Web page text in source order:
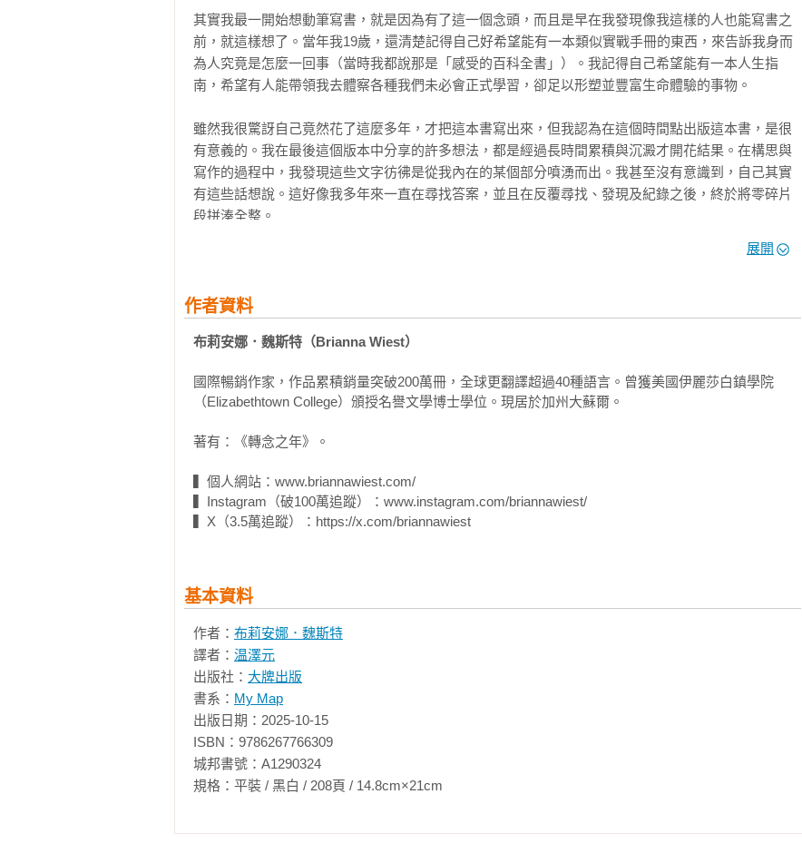
──好日曆，作家／創作者
其實我最一開始想動筆寫書，就是因為有了這一個念頭，而且是早在我發現像我這樣的人也能寫書之
前，就這樣想了。當年我19歲，還清楚記得自己好希望能有一本類似實戰手冊的東西，來告訴我身而
為人究竟是怎麼一回事（當時我都說那是「感受的百科全書」）。我記得自己希望能有一本人生指
南，希望有人能帶領我去體察各種我們未必會正式學習，卻足以形塑並豐富生命體驗的事物。
雖然我很驚訝自己竟然花了這麼多年，才把這本書寫出來，但我認為在這個時間點出版這本書，是很
有意義的。我在最後這個版本中分享的許多想法，都是經過長時間累積與沉澱才開花結果。在構思與
寫作的過程中，我發現這些文字彷彿是從我內在的某個部分噴湧而出。我甚至沒有意識到，自己其實
有這些話想說。這好像我多年來一直在尋找答案，並且在反覆尋找、發現及紀錄之後，終於將零碎片
段拼湊全整。
無論你身處什麼樣的十字路口，我由衷希望這本書的內容能成為定錨，像北極星一樣，指引你重新找
一段人生在等著你。只要你放下一切阻礙，這段截然不同的人生會找到你。那是一直以來都存在的人
而你跟這段人生之間，也只隔著一個決定的距離。
如果在前往這段人生的路上，你迷失方向，我期盼你能翻開本書。
在閱讀的同時，我希望你能汲取對自己有助益、留下與自己相對無關的部分，讓那些未被觸及的段落
留在原位，待另一個人去探索發掘，或許未來某一天，那個人有可能是你。我期許你能將自己在書中
找到的話語收進心裡，如果某一天突然感到徬徨、不曉得下一步該怎麼做，願你能發現自己早有預
更重要的是，我希望你能記住，我其實什麼都不知道。唯有在我為了讓自己回歸自我而唱的這首歌，
恰好也讓你想起自己真正的依歸時，再去聆聽即可。
唯有當我對自己說的話，正好回答了你心裡沒說出口的疑問。
唯有當我的聲音聽起來像是你記得、卻始終找不回來的那個聲音。
那時再去聆聽吧。
我其實也沒有付出或貢獻什麼，只是想把自己的屋子打掃乾淨而已。
展開
作者資料
布莉安娜．魏斯特（Brianna Wiest）
國際暢銷作家，作品累積銷量突破200萬冊，全球更翻譯超過40種語言。曾獲美國伊麗莎白鎮學院
（Elizabethtown College）頒授名譽文學博士學位。現居於加州大蘇爾。
著有：《轉念之年》。
▍個人網站：www.briannawiest.com/
▍Instagram（破100萬追蹤）：www.instagram.com/briannawiest/
▍X（3.5萬追蹤）：https://x.com/briannawiest
基本資料
作者： 布莉安娜．魏斯特
譯者： 温澤元
出版社： 大牌出版
書系： My Map
出版日期：2025-10-15
ISBN：9786267766309
城邦書號：A1290324
規格：平裝 / 黑白 / 208頁 / 14.8cm×21cm